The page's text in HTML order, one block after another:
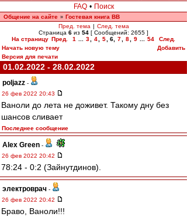
FAQ • Поиск
Общение на сайте » Гостевая книга ВВ
Пред. тема | След. тема
Страница 6 из 54 [ Сообщений: 2655 ]
На страницу Пред. 1 3 4 5 6 7 8 9 54
След.
Начать новую тему
Добавить
Версия для печати
01.02.2022 - 28.02.2022
poljazz -
26 фев 2022 20:43
Ваноли до лета не доживет. Такому дну без
шансов сливает
Последнее сообщение
Alex Green -
26 фев 2022 20:42
78:24 - 0:2 (Зайнутдинов).
электроврач -
26 фев 2022 20:42
Браво, Ваноли!!!